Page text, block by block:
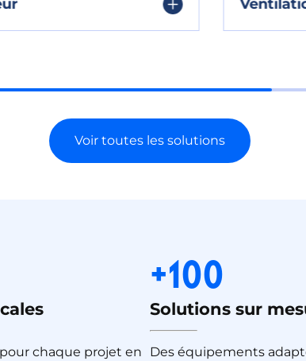
Ventilation VMC
Voir toutes les solutions
chaque projet en
+100
Solutions sur
Des équipements